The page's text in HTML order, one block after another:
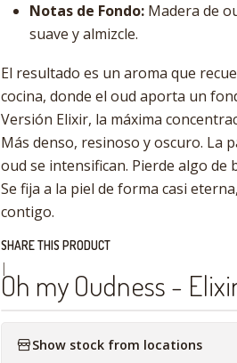
Notas de Fondo: Madera de
suave y almizcle.
El resultado es un aroma que
cocina, donde el oud aporta un
Versión Elixir, la máxima
Más denso, resinoso y oscuro. La
oud se intensifican. Pierde algo
Se fija a la piel de forma casi
contigo.
SHARE THIS PRODUCT
|Oh my Oudness -
Show stock from locations